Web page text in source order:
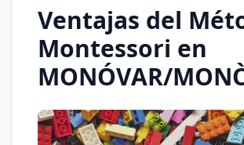
Ventajas del
Montessori en
MONÓVAR/